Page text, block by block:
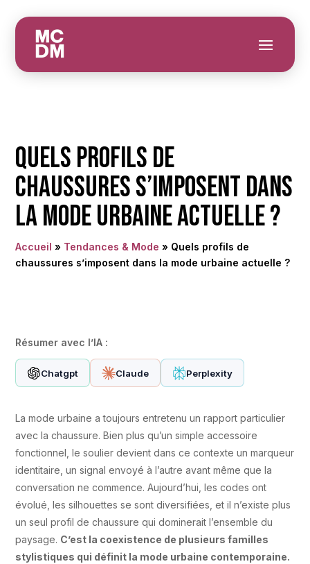
Quels profils de
chaussures s’imposent dans
la mode urbaine actuelle ?
Accueil » Tendances & Mode » Quels profils de
chaussures s’imposent dans la mode urbaine actuelle ?
Résumer avec l’IA :
Chatgpt Claude Perplexity
La mode urbaine a toujours entretenu un rapport particulier
avec la chaussure. Bien plus qu’un simple accessoire
fonctionnel, le soulier devient dans ce contexte un marqueur
identitaire, un signal envoyé à l’autre avant même que la
conversation ne commence. Aujourd’hui, les codes ont
évolué, les silhouettes se sont diversifiées, et il n’existe plus
un seul profil de chaussure qui dominerait l’ensemble du
paysage. C’est la coexistence de plusieurs familles
stylistiques qui définit la mode urbaine contemporaine.